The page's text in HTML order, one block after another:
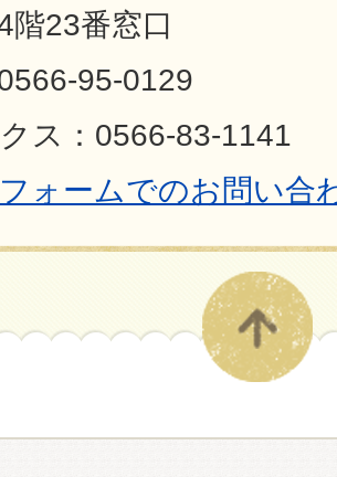
階23番窓口
95-0129
ス：0566-83-1141
ォームでのお問い合